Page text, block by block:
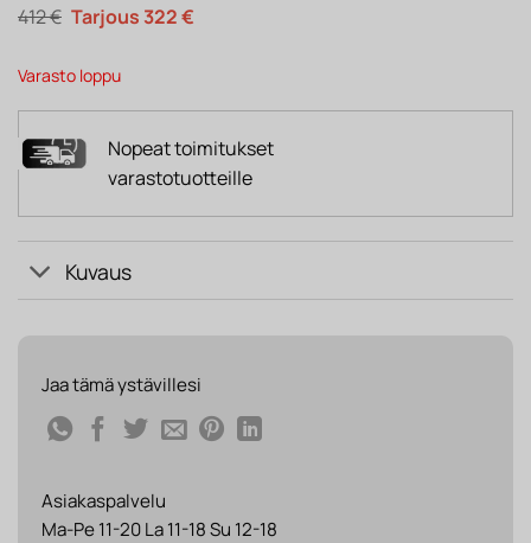
412€ Alkuperäinen
hinta
412 €.
322€Nykyinen
Varasto loppu
Nopeat toimitukset
varastotuotteille
Kuvaus
Jaa tämä ystävillesi
Asiakaspalvelu
Ma-Pe 11-20 La 11-18 Su 12-18